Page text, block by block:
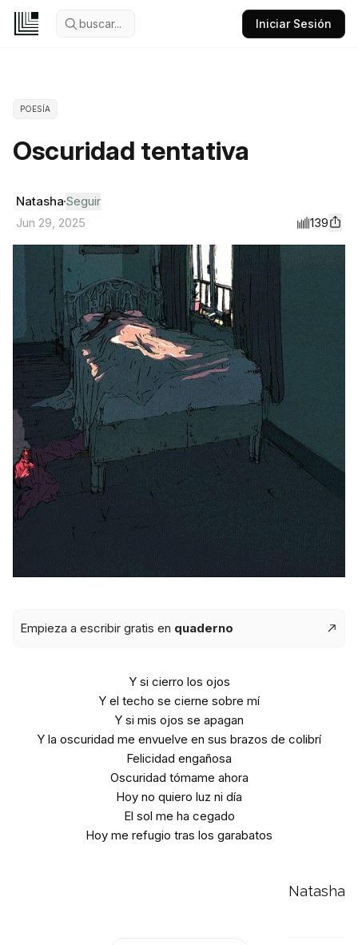
buscar... Iniciar Sesión
POESÍA
Oscuridad tentativa
Natasha Seguir
Jun 29, 2025
139
Empieza a escribir gratis en quaderno
Y si cierro los ojos
Y el techo se cierne sobre mí
Y si mis ojos se apagan
Y la oscuridad me envuelve en sus brazos de colibrí
Felicidad engañosa
Oscuridad tómame ahora
Hoy no quiero luz ni día
El sol me ha cegado
Hoy me refugio tras los garabatos
Natasha